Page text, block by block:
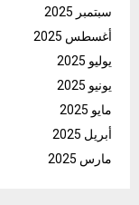
سبتمبر 2025
أغسطس 2025
يوليو 2025
يونيو 2025
مايو 2025
أبريل 2025
مارس 2025